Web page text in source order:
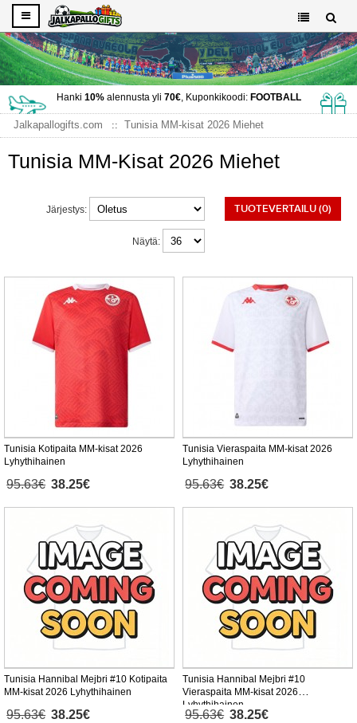
Hanki 10%alennusta yli 70€, Kuponkikoodi: FOOTBALL
Jalkapallogifts.com Tunisia MM-kisat 2026 Miehet
Tunisia MM-Kisat 2026 Miehet
TUOTEVERTAILU (0)
Järjestys:
Näytä:
Tunisia Kotipaita MM-kisat 2026
Lyhythihainen
95.63€ 38.25€
Tunisia Vieraspaita MM-kisat 2026
Lyhythihainen
95.63€ 38.25€
Tunisia Hannibal Mejbri #10 Kotipaita
MM-kisat 2026 Lyhythihainen
95.63€ 38.25€
Tunisia Hannibal Mejbri #10
Vieraspaita MM-kisat 2026
Lyhythihainen
95.63€ 38.25€